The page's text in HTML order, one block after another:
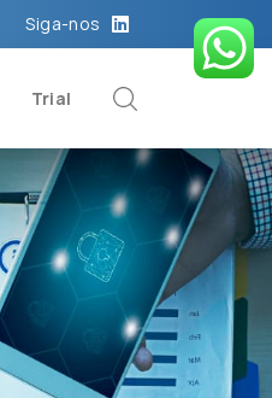
Siga-nos
Trial